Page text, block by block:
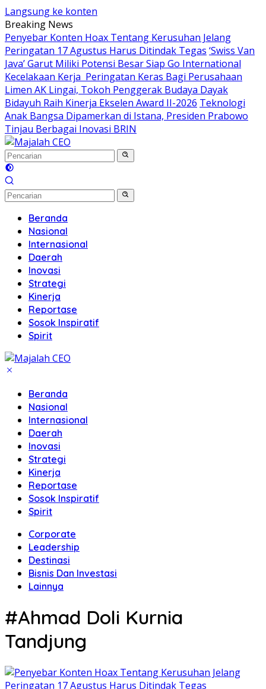
Langsung ke konten
Breaking News
Penyebar Konten Hoax Tentang Kerusuhan Jelang
Peringatan 17 Agustus Harus Ditindak Tegas ‘Swiss Van
Java’ Garut Miliki Potensi Besar Siap Go International
Kecelakaan Kerja Peringatan Keras Bagi Perusahaan
Limen AK Lingai, Tokoh Penggerak Budaya Dayak
Bidayuh Raih Kinerja Ekselen Award II-2026 Teknologi
Anak Bangsa Dipamerkan di Istana, Presiden Prabowo
Tinjau Berbagai Inovasi BRIN
Beranda
Nasional
Internasional
Daerah
Inovasi
Strategi
Kinerja
Reportase
Sosok Inspiratif
Spirit
Beranda
Nasional
Internasional
Daerah
Inovasi
Strategi
Kinerja
Reportase
Sosok Inspiratif
Spirit
Corporate
Leadership
Destinasi
Bisnis Dan Investasi
Lainnya
#Ahmad Doli Kurnia
Tandjung